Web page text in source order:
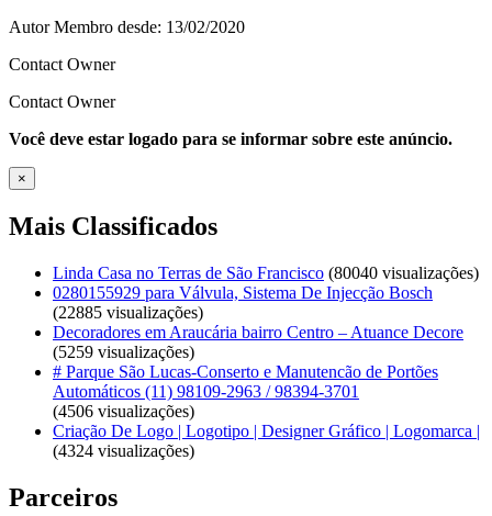
Autor Membro desde: 13/02/2020
Contact Owner
Contact Owner
Você deve estar logado para se informar sobre este anúncio.
×
Mais Classificados
Linda Casa no Terras de São Francisco (80040 visualizações)
0280155929 para Válvula, Sistema De Injecção Bosch
(22885 visualizações)
Decoradores em Araucária bairro Centro – Atuance Decore
(5259 visualizações)
# Parque São Lucas-Conserto e Manutencão de Portões
Automáticos (11) 98109-2963 / 98394-3701
(4506 visualizações)
Criação De Logo | Logotipo | Designer Gráfico | Logomarca |
(4324 visualizações)
Parceiros